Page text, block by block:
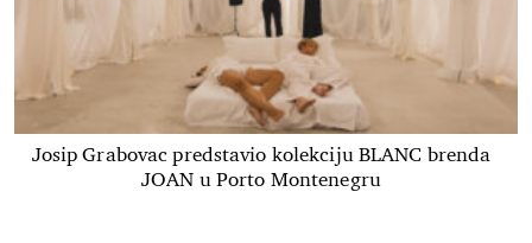
Josip Grabovac predstavio kolekciju BLANC brenda
JOAN u Porto Montenegru